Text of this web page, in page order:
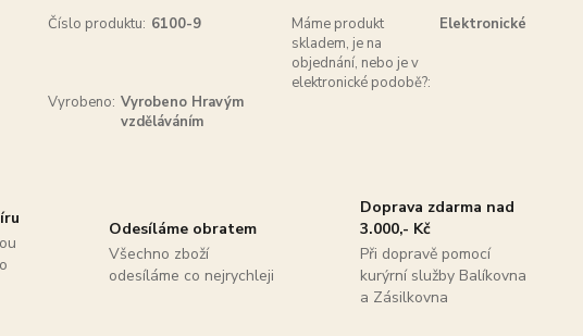
Číslo produktu: 6100-9
Máme produkt
skladem, je na
objednání, nebo je v
elektronické podobě?:
Elektronické
Vyrobeno: Vyrobeno Hravým
vzděláváním
Odesíláme obratem
Všechno zboží
odesíláme co nejrychleji
Doprava zdarma nad
3.000,- Kč
Při dopravě pomocí
kurýrní služby Balíkovna
a Zásilkovna